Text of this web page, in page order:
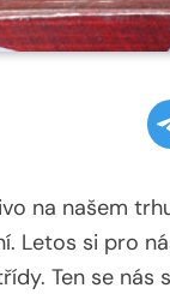
na našem
Letos si pro
Ten se nás